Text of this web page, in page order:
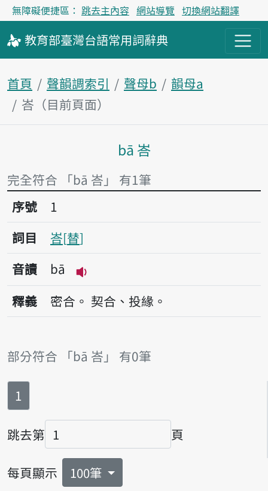
無障礙便捷區： 跳去主內容 網站導覽 切換網站翻譯
教育部臺灣台語常用詞辭典
首頁 聲韻調索引 聲母b
韻母a
峇（目前頁面）
主內容區塊
bā 峇
完全符合 「bā 峇」 有1筆
序號1峇
序號
1
詞目
峇 替
音讀
bā
播放音讀bā
釋義 密合。 契合、投緣。
部分符合 「bā 峇」 有0筆
第
1
跳去第
頁碼
頁
每頁顯示 100筆